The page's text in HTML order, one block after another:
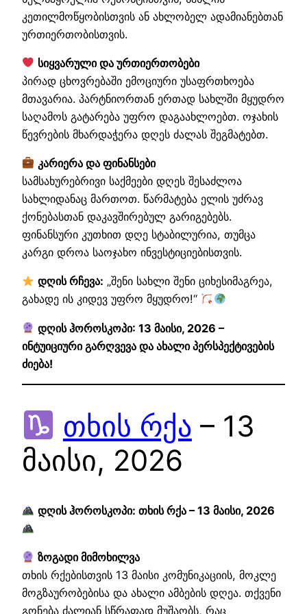
კეთილმოწყობისთვის ან ახლობელ ადამიანებთან
ურთიერთობისთვის.
სიყვარული და ურთიერთობები
პირად ცხოვრებაში ემოციური უსაფრთხოება
მთავარია. პარტნიორთან ერთად სახლში მყუდრო
საღამოს გატარება უფრო დაგაახლოებთ. ოჯახის
წევრების მხარდაჭერა დღეს ძალას შეგმატებთ.
კარიერა და ფინანსები
სამსახურებრივი საქმეები დღეს შესაძლოა
სახლიდანაც მართოთ. წარმატება ელის უძრავ
ქონებასთან დაკავშირებულ გარიგებებს.
ფინანსური კუთხით დღე სტაბილურია, თუმცა
კარგი დროა საოჯახო ინვესტიციებისთვის.
დღის რჩევა: „შენი სახლი შენი ციხესიმაგრეა,
გახადე ის კიდევ უფრო მყუდრო!“
დღის ჰოროსკოპი: 13 მაისი, 2026 –
ინტუიციური გარღვევა და ახალი პერსპექტივების
ძიება!
თხის რქა – 13
მაისი, 2026
დღის ჰოროსკოპი: თხის რქა – 13 მაისი, 2026
ზოგადი მიმოხილვა
თხის რქებისთვის 13 მაისი კომუნიკაციის, მოკლე
მოგზაურობებისა და ახალი ამბების დღეა. თქვენი
გონება ძალიან სწრაფად მუშაობს, რაც